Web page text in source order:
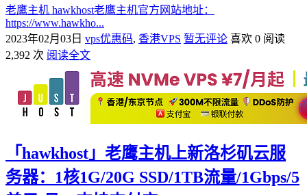
老鹰主机 hawkhost老鹰主机官方网站地址：
https://www.hawkho...
2023年02月03日 vps优惠码, 香港VPS 暂无评论 喜欢 0 阅读
2,392 次 阅读全文
「hawkhost」老鹰主机上新洛杉矶云服
务器：1核1G/20G SSD/1TB流量/1Gbps/5